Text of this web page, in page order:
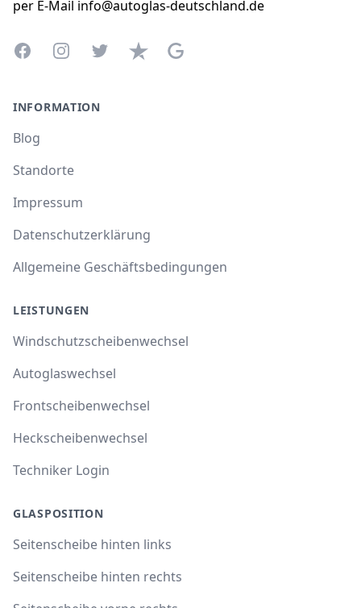
per E-Mail info@autoglas-deutschland.de
FacebookInstagramTwitterTrustpilotGoogle Business Profile
INFORMATION
Blog
Standorte
Impressum
Datenschutzerklärung
Allgemeine Geschäftsbedingungen
LEISTUNGEN
Windschutzscheibenwechsel
Autoglaswechsel
Frontscheibenwechsel
Heckscheibenwechsel
Techniker Login
GLASPOSITION
Seitenscheibe hinten links
Seitenscheibe hinten rechts